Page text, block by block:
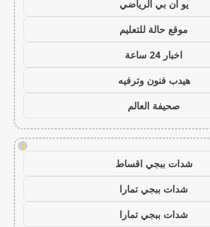
يو ان بي الرياضي
موقع حالة للتعليم
اخبار 24 ساعة
هيدب فنون وترفيه
صحيفة العالم
!
شدات ببجي اقساط
شدات ببجي تمارا
شدات ببجي تمارا